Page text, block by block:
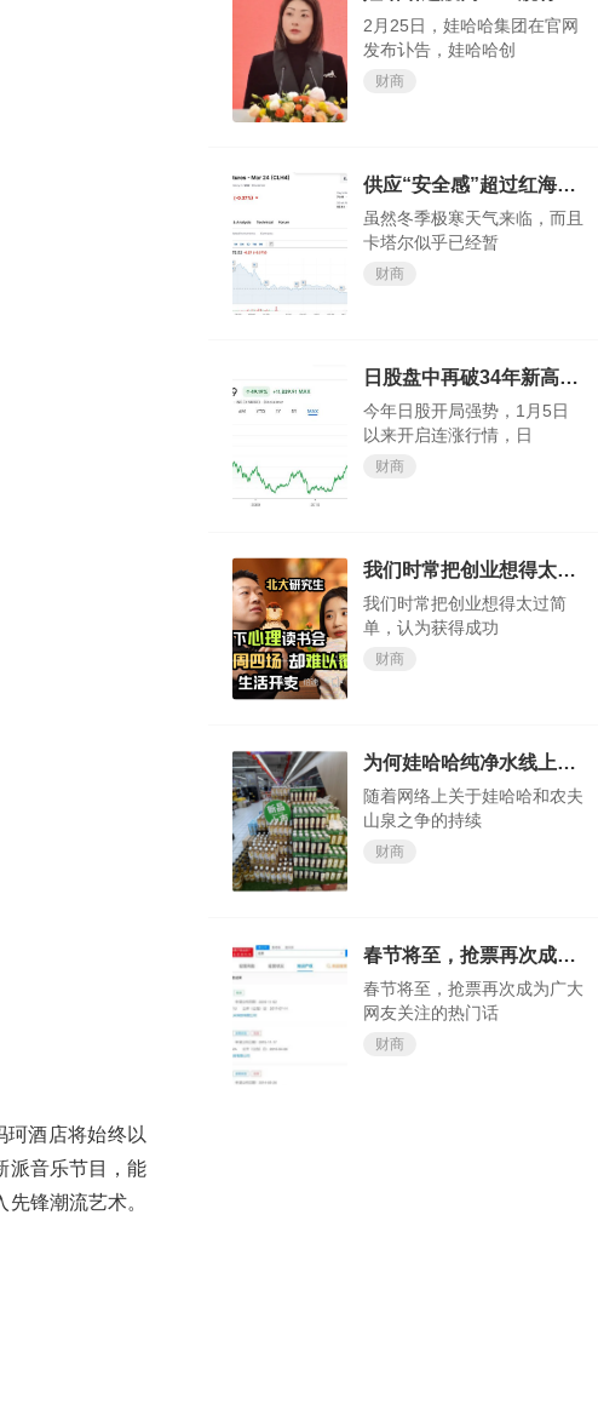
珂酒店将始终以
派音乐节目，能
锋潮流艺术。
2月25日，娃哈哈集团在官网
发布讣告，娃哈哈创
财商
供应“安全感”超过红海“危机感”？欧洲天然气价格大跌
虽然冬季极寒天气来临，而且
卡塔尔似乎已经暂
财商
日股盘中再破34年新高，今年还涨得动吗？
今年日股开局强势，1月5日
以来开启连涨行情，日
财商
我们时常把创业想得太过简单，认为获得成功轻而易举
我们时常把创业想得太过简
单，认为获得成功
财商
为何娃哈哈纯净水线上会卖断货？
随着网络上关于娃哈哈和农夫
山泉之争的持续
财商
春节将至，抢票再次成为广大网友关注的热门话题
春节将至，抢票再次成为广大
网友关注的热门话
财商